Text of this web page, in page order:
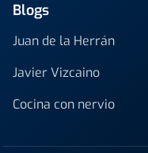
Blogs
Juan de la Herrán
Javier Vizcaino
Cocina con nervio